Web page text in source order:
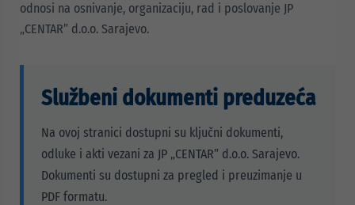
odnosi na osnivanje, organizaciju, rad i poslovanje JP
„CENTAR” d.o.o. Sarajevo.
Službeni dokumenti preduzeća
Na ovoj stranici dostupni su ključni dokumenti,
odluke i akti vezani za JP „CENTAR” d.o.o. Sarajevo.
Dokumenti su dostupni za pregled i preuzimanje u
PDF formatu.